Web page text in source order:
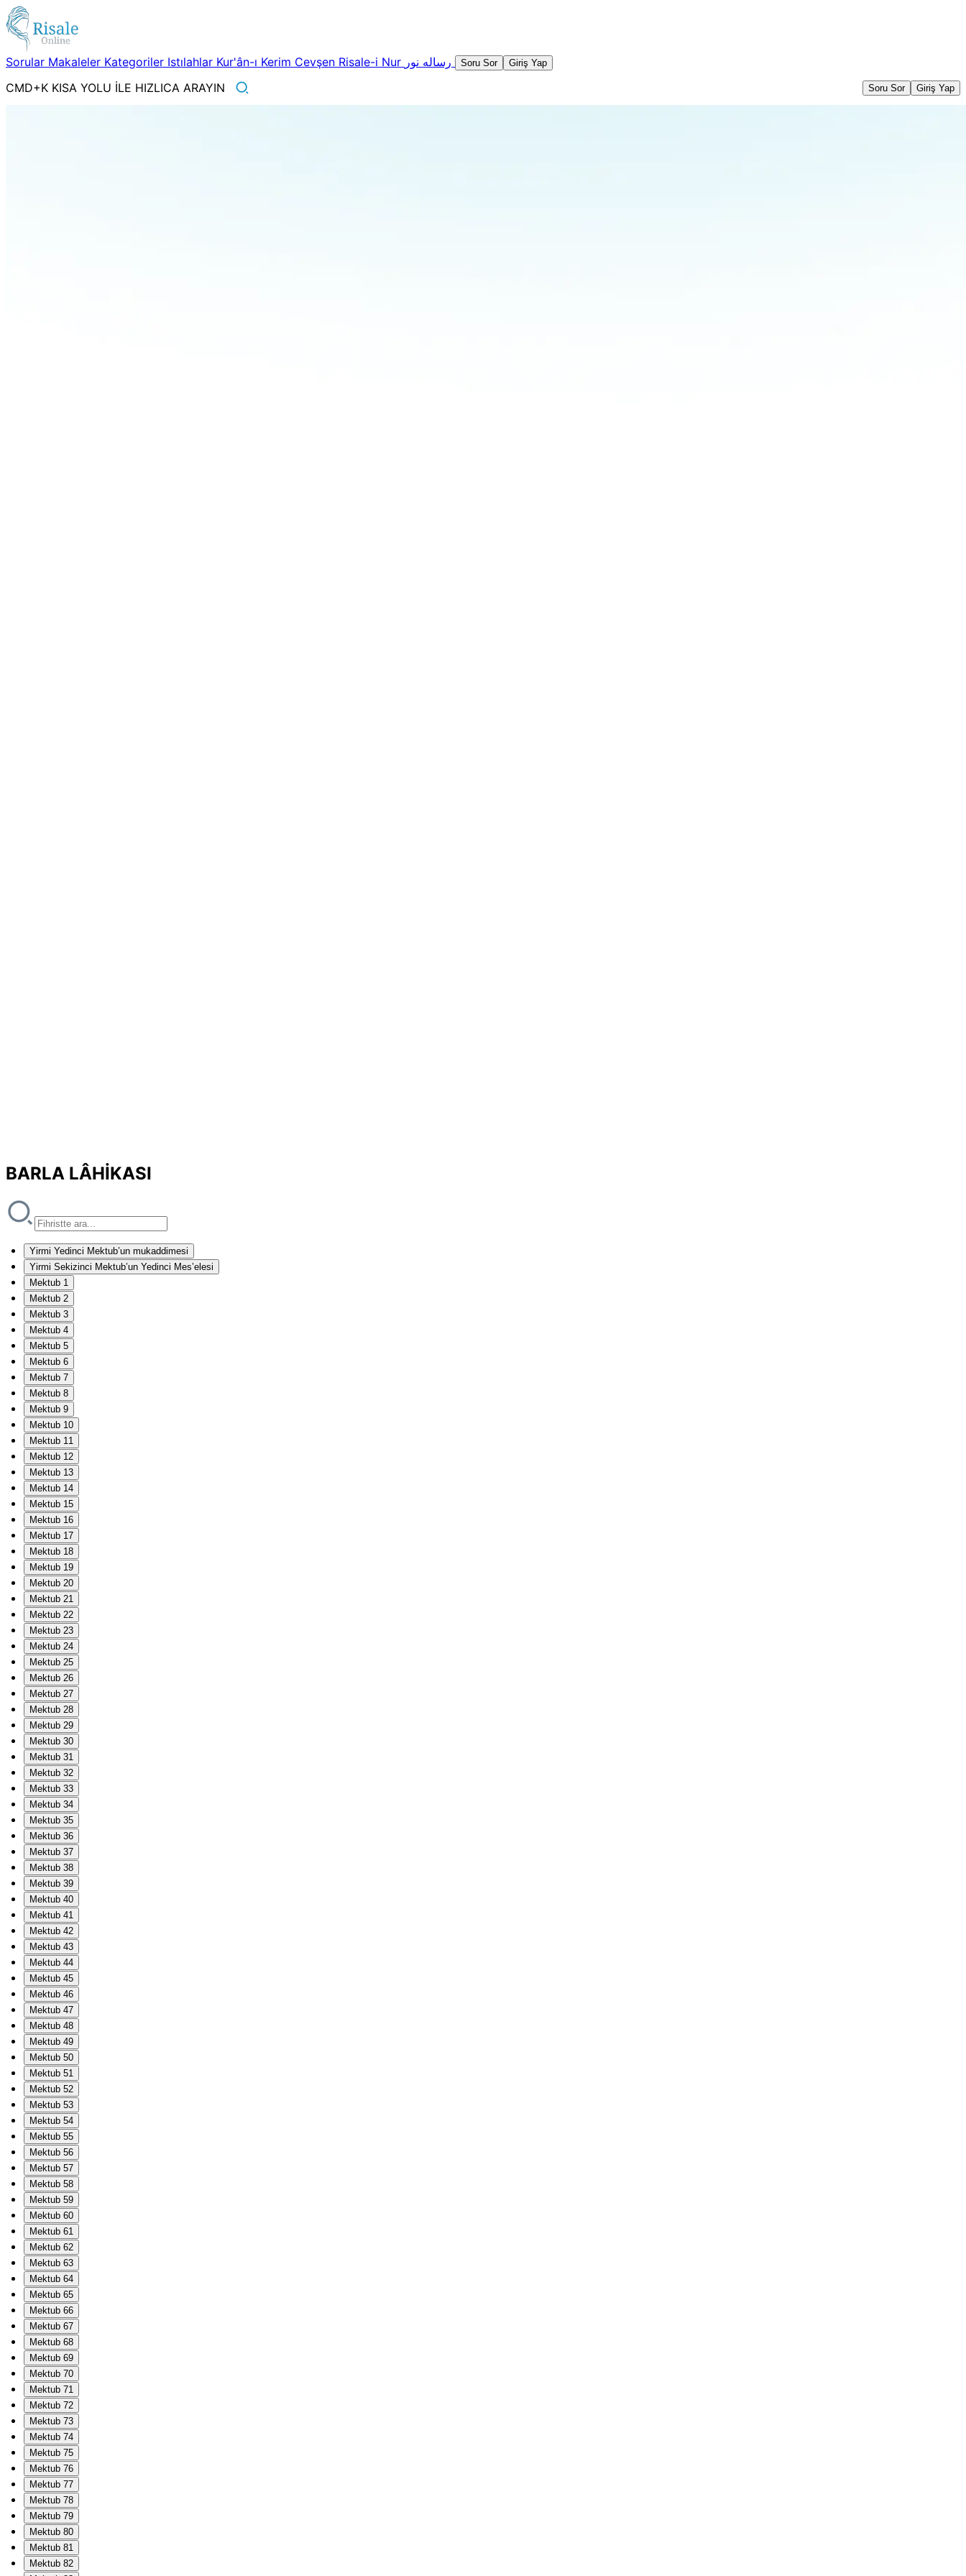
Sorular Makaleler Kategoriler Istılahlar Kur'ân-ı Kerim Cevşen Risale-i Nur Soru Sor Giriş Yap
CMD+K KISA YOLU İLE HIZLICA ARAYIN Soru Sor Giriş Yap
BARLA LÂHİKASI
Yirmi Yedinci Mektub’un mukaddimesi
Yirmi Sekizinci Mektub’un Yedinci Mes’elesi
Mektub 1
Mektub 2
Mektub 3
Mektub 4
Mektub 5
Mektub 6
Mektub 7
Mektub 8
Mektub 9
Mektub 10
Mektub 11
Mektub 12
Mektub 13
Mektub 14
Mektub 15
Mektub 16
Mektub 17
Mektub 18
Mektub 19
Mektub 20
Mektub 21
Mektub 22
Mektub 23
Mektub 24
Mektub 25
Mektub 26
Mektub 27
Mektub 28
Mektub 29
Mektub 30
Mektub 31
Mektub 32
Mektub 33
Mektub 34
Mektub 35
Mektub 36
Mektub 37
Mektub 38
Mektub 39
Mektub 40
Mektub 41
Mektub 42
Mektub 43
Mektub 44
Mektub 45
Mektub 46
Mektub 47
Mektub 48
Mektub 49
Mektub 50
Mektub 51
Mektub 52
Mektub 53
Mektub 54
Mektub 55
Mektub 56
Mektub 57
Mektub 58
Mektub 59
Mektub 60
Mektub 61
Mektub 62
Mektub 63
Mektub 64
Mektub 65
Mektub 66
Mektub 67
Mektub 68
Mektub 69
Mektub 70
Mektub 71
Mektub 72
Mektub 73
Mektub 74
Mektub 75
Mektub 76
Mektub 77
Mektub 78
Mektub 79
Mektub 80
Mektub 81
Mektub 82